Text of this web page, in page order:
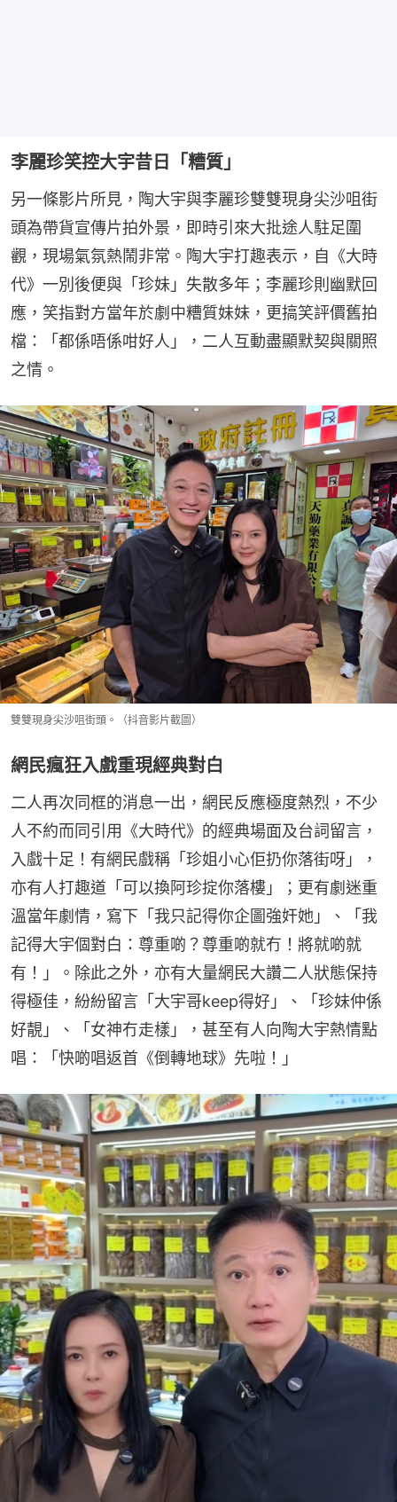
李麗珍笑控大宇昔日「糟質」
另一條影片所見，陶大宇與李麗珍雙雙現身尖沙咀街
頭為帶貨宣傳片拍外景，即時引來大批途人駐足圍
觀，現場氣氛熱鬧非常。陶大宇打趣表示，自《大時
代》一別後便與「珍妹」失散多年；李麗珍則幽默回
應，笑指對方當年於劇中糟質妹妹，更搞笑評價舊拍
檔：「都係唔係咁好人」，二人互動盡顯默契與關照
之情。
雙雙現身尖沙咀街頭。（抖音影片截圖）
網民瘋狂入戲重現經典對白
二人再次同框的消息一出，網民反應極度熱烈，不少
人不約而同引用《大時代》的經典場面及台詞留言，
入戲十足！有網民戲稱「珍姐小心佢扔你落街呀」，
亦有人打趣道「可以換阿珍掟你落樓」；更有劇迷重
溫當年劇情，寫下「我只記得你企圖強奸她」、「我
記得大宇個對白：尊重啲？尊重啲就冇！將就啲就
有！」。除此之外，亦有大量網民大讚二人狀態保持
得極佳，紛紛留言「大宇哥keep得好」、「珍妹仲係
好靚」、「女神冇走樣」，甚至有人向陶大宇熱情點
唱：「快啲唱返首《倒轉地球》先啦！」